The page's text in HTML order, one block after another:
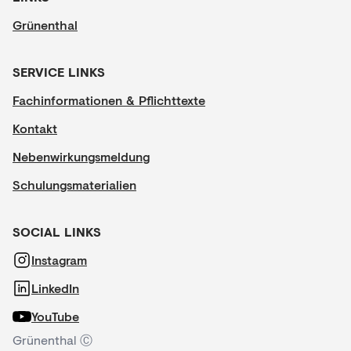
Grünenthal
SERVICE LINKS
Fachinformationen & Pflichttexte
Kontakt
Nebenwirkungsmeldung
Schulungsmaterialien
SOCIAL LINKS
Instagram
LinkedIn
YouTube
Grünenthal Ⓒ